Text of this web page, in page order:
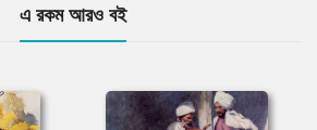
এ রকম আরও বই